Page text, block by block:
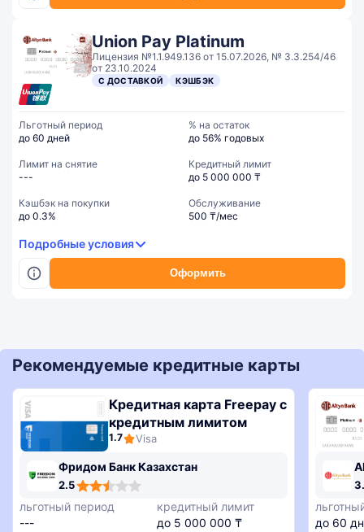
Union Pay Platinum
Лицензия №1.1.949.136 от 15.07.2026, № 3.3.254/46
от 23.10.2024
С ДОСТАВКОЙ КЭШБЭК
Оформить
Льготный период
до 60 дней
% на остаток
до 56% годовых
Лимит на снятие
---
Кредитный лимит
до 5 000 000 ₸
Кэшбэк на покупки
до 0.3%
Обслуживание
500 ₸/мес
Подробные условия
Рекомендуемые кредитные карты
Кредитная карта Freepay с
кредитным лимитом
1.7 Visa
Фридом Банк Казахстан
2.5
льготный период
---
кредитный лимит
до 5 000 000 ₸
до 60